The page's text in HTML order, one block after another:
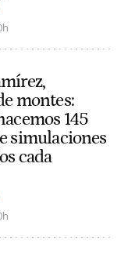
montes:
145
simulaciones
cada